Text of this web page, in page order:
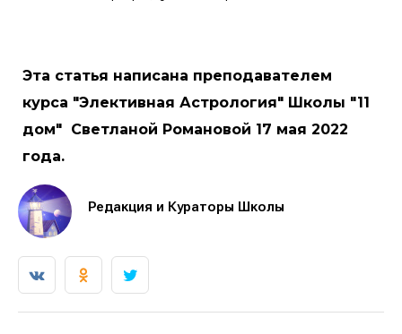
Эта статья написана преподавателем
курса "Элективная Астрология" Школы "11
дом" Светланой Романовой 17 мая 2022
года.
Редакция и Кураторы Школы